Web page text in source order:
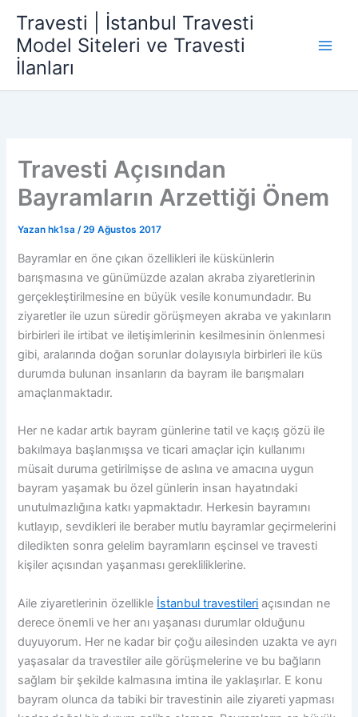
Travesti | İstanbul Travesti
Model Siteleri ve Travesti
İlanları
Travesti Açısından
Bayramların Arzettiği Önem
Yazan hk1sa/29 Ağustos 2017
Bayramlar en öne çıkan özellikleri ile küskünlerin
barışmasına ve günümüzde azalan akraba ziyaretlerinin
gerçekleştirilmesine en büyük vesile konumundadır. Bu
ziyaretler ile uzun süredir görüşmeyen akraba ve yakınların
birbirleri ile irtibat ve iletişimlerinin kesilmesinin önlenmesi
gibi, aralarında doğan sorunlar dolayısıyla birbirleri ile küs
durumda bulunan insanların da bayram ile barışmaları
amaçlanmaktadır.
Her ne kadar artık bayram günlerine tatil ve kaçış gözü ile
bakılmaya başlanmışsa ve ticari amaçlar için kullanımı
müsait duruma getirilmişse de aslına ve amacına uygun
bayram yaşamak bu özel günlerin insan hayatındaki
unutulmazlığına katkı yapmaktadır. Herkesin bayramını
kutlayıp, sevdikleri ile beraber mutlu bayramlar geçirmelerini
diledikten sonra gelelim bayramların eşcinsel ve travesti
kişiler açısından yaşanması gerekliliklerine.
Aile ziyaretlerinin özellikle İstanbul travestileri açısından ne
derece önemli ve her anı yaşanası durumlar olduğunu
duyuyorum. Her ne kadar bir çoğu ailesinden uzakta ve ayrı
yaşasalar da travestiler aile görüşmelerine ve bu bağların
sağlam bir şekilde kalmasına imtina ile yaklaşırlar. E konu
bayram olunca da tabiki bir travestinin aile ziyareti yapması